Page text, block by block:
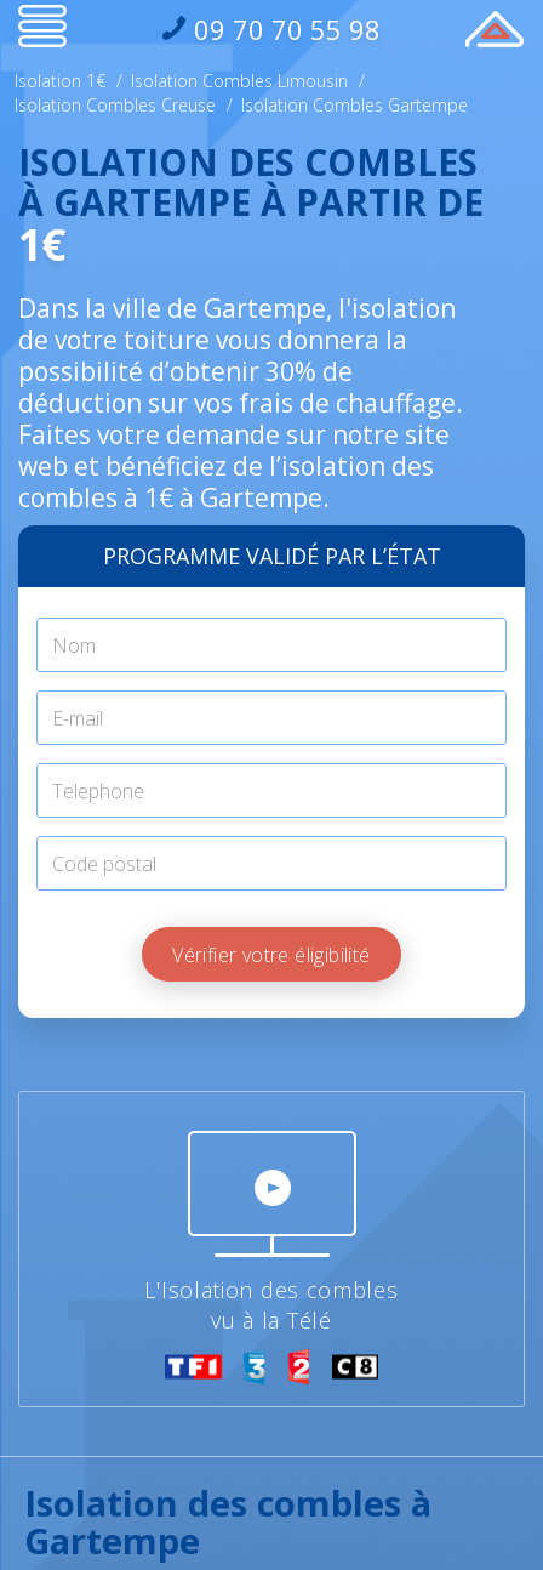
09 70 70 55 98
Isolation 1€ / Isolation Combles Limousin /
Isolation Combles Creuse / Isolation Combles Gartempe
ISOLATION DES COMBLES
À GARTEMPE À PARTIR DE
1€
Dans la ville de Gartempe, l'isolation
de votre toiture vous donnera la
possibilité d’obtenir 30% de
déduction sur vos frais de chauffage.
Faites votre demande sur notre site
web et bénéficiez de l’isolation des
combles à 1€ à Gartempe.
PROGRAMME VALIDÉ PAR L’ÉTAT
Vérifier votre éligibilité
L'Isolation des combles
vu à la Télé
Isolation des combles à
Gartempe